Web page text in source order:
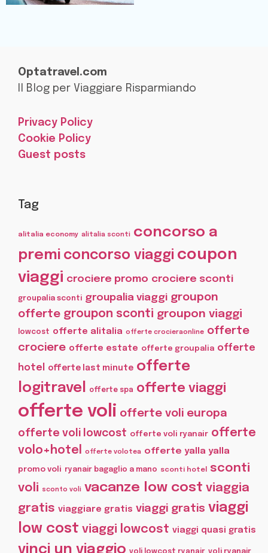
Optatravel.com
Il Blog per Viaggiare Risparmiando
Privacy Policy
Cookie Policy
Guest posts
Tag
alitalia economy alitalia sconti concorso a
premi concorso viaggi coupon
viaggi crociere promo crociere sconti
groupalia sconti groupalia viaggi groupon
offerte groupon sconti groupon viaggi
lowcost offerte alitalia offerte crocieraonline offerte
crociere offerte estate offerte groupalia offerte
hotel
offerte last minute offerte
logitravel
offerte spa offerte viaggi
offerte voli offerte voli europa
offerte voli lowcost offerte voli ryanair offerte
volo+hotel
offerte volotea offerte yalla yalla
promo voli ryanair bagaglio a mano sconti hotel
sconti
voli
sconto voli vacanze low cost viaggia
gratis viaggiare gratis viaggi gratis viaggi
low cost viaggi lowcost viaggi quasi gratis
vinci un viaggio voli lowcost ryanair voli ryanair